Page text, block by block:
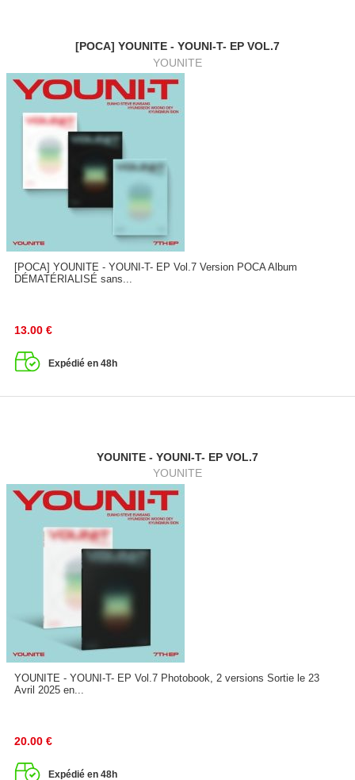
[POCA] YOUNITE - YOUNI-T- EP VOL.7
YOUNITE
[POCA] YOUNITE - YOUNI-T- EP Vol.7 Version POCA Album
DÉMATÉRIALISÉ sans...
13.00 €
Expédié en 48h
YOUNITE - YOUNI-T- EP VOL.7
YOUNITE
YOUNITE - YOUNI-T- EP Vol.7 Photobook, 2 versions Sortie le 23
Avril 2025 en...
20.00 €
Expédié en 48h